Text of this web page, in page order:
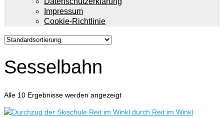
Impressum
Cookie-Richtlinie
Sesselbahn
Alle 10 Ergebnisse werden angezeigt